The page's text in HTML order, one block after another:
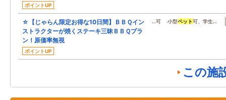
ポイントUP
☆【じゃらん限定お得な10日間】ＢＢＱイン
ストラクターが焼くステーキ三昧ＢＢＱプラ
ン！原価率無視
ポイントUP
…可 小型ペット可、学生…
この施